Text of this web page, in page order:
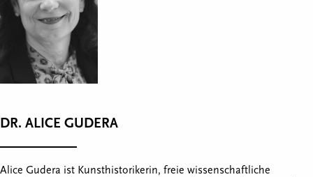
DR. ALICE GUDERA
Alice Gudera ist Kunsthistorikerin, freie wissenschaftliche